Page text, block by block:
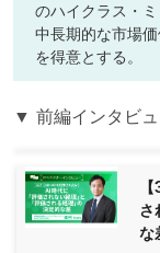
のハイクラス・
中長期的な市場
を得意とする。
▼ 前編インタビ
さ
な